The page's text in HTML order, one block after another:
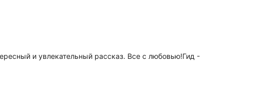
и увлекательный рассказ. Все с любовью!Гид -